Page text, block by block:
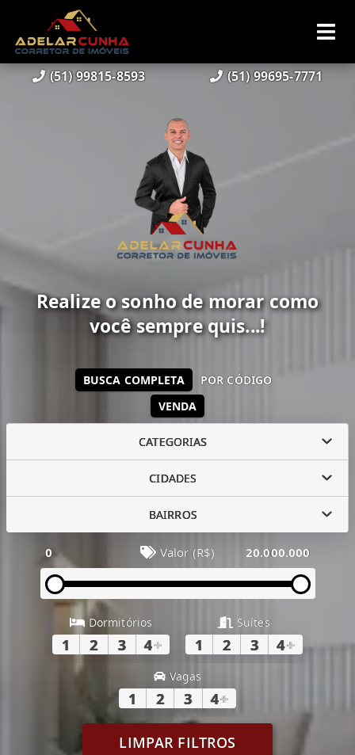
(51) 99815-8593 (51) 99695-7771
Realize o sonho de morar como
você sempre quis...!
VENDA
BUSCA COMPLETA POR CÓDIGO
CATEGORIAS
CIDADES
BAIRROS
0 Valor (R$) 20.000.000
Dormitórios
1 2 3 4+
Suítes
1 2 3 4+
Vagas
1 2 3 4+
LIMPAR FILTROS